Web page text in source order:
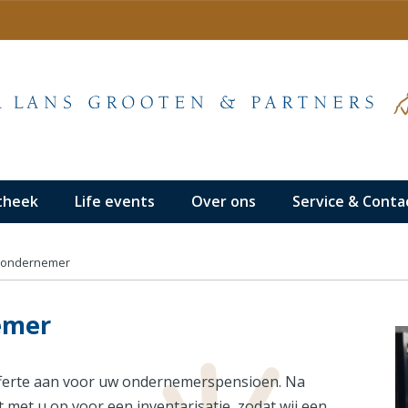
Life events Over ons Service &
aan voor uw ondernemerspensioen. Na